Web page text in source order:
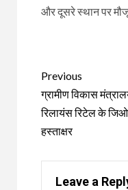
और दूसरे स्थान पर
Continue
Reading
Previous
ग्रामीण विकास
रिलायंस रिटेल के
हस्ताक्षर
Leave a